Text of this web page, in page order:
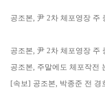
공조본, 尹 2차 체포영장 주
공조본, 尹 2차 체포영장 주
공조본, 주말에도 체포작전
[속보] 공조본, 박종준 전 경